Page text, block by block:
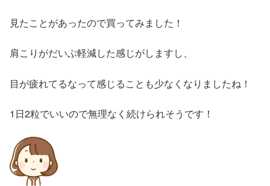
見たことがあったので買ってみました！
肩こりがだいぶ軽減した感じがしますし、
目が疲れてるなって感じることも少なくなりましたね！
1日2粒でいいので無理なく続けられそうです！